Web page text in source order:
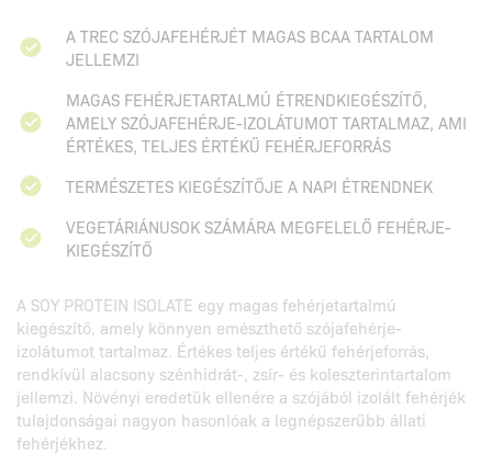
A TREC SZÓJAFEHÉRJÉT MAGAS BCAA TARTALOM
JELLEMZI
MAGAS FEHÉRJETARTALMÚ ÉTRENDKIEGÉSZÍTŐ,
AMELY SZÓJAFEHÉRJE-IZOLÁTUMOT TARTALMAZ, AMI
ÉRTÉKES, TELJES ÉRTÉKŰ FEHÉRJEFORRÁS
TERMÉSZETES KIEGÉSZÍTŐJE A NAPI ÉTRENDNEK
VEGETÁRIÁNUSOK SZÁMÁRA MEGFELELŐ FEHÉRJE-
KIEGÉSZÍTŐ
A SOY PROTEIN ISOLATE egy magas fehérjetartalmú
kiegészítő, amely könnyen emészthető szójafehérje-
izolátumot tartalmaz. Értékes teljes értékű fehérjeforrás,
rendkívül alacsony szénhidrát-, zsír- és koleszterintartalom
jellemzi. Növényi eredetük ellenére a szójából izolált fehérjék
tulajdonságai nagyon hasonlóak a legnépszerűbb állati
fehérjékhez.